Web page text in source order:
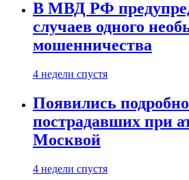
В МВД РФ
случаев одного
мошенничества
4 недели спустя
Появились
пострадавших при
Москвой
4 недели спустя